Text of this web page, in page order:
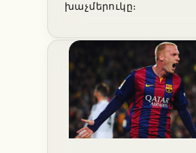
խաչմերուկը։